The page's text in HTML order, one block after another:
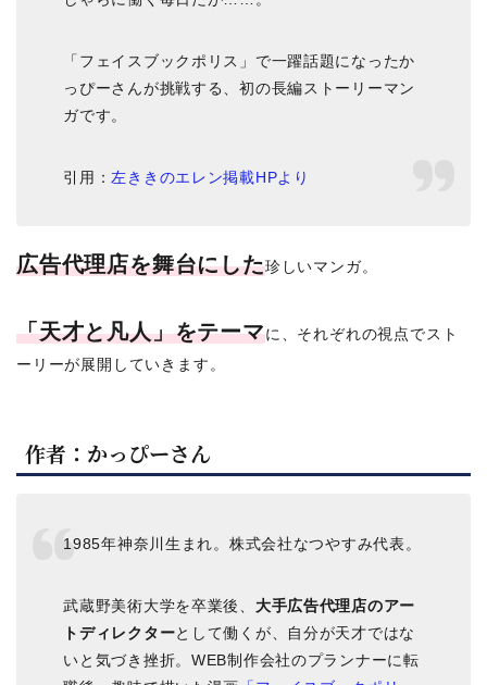
「フェイスブックポリス」で一躍話題になったか
っぴーさんが挑戦する、初の長編ストーリーマン
ガです。
引用：左ききのエレン掲載HPより
広告代理店を舞台にした珍しいマンガ。
「天才と凡人」をテーマに、それぞれの視点でスト
ーリーが展開していきます。
作者：かっぴーさん
1985年神奈川生まれ。株式会社なつやすみ代表。
武蔵野美術大学を卒業後、 大手広告代理店のアー
トディレクターとして働くが、自分が天才ではな
いと気づき挫折。WEB制作会社のプランナーに転